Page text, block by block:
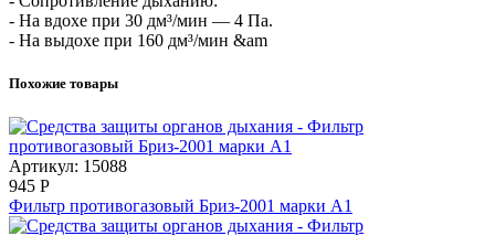
- На вдохе при 30 дм³/мин — 4 Па.
- На выдохе при 160 дм³/мин &am
Похожие товары
Артикул: 15088
945 Р
Фильтр противогазовый Бриз-2001 марки А1